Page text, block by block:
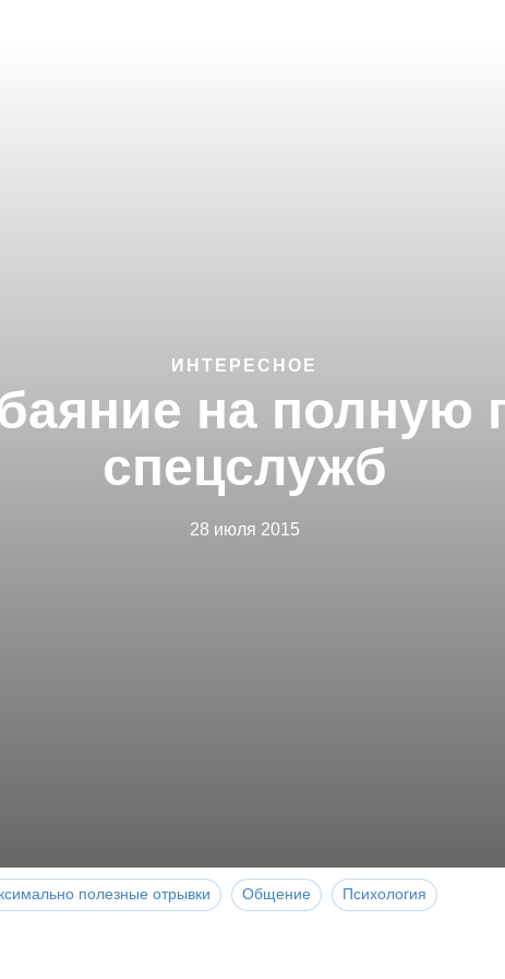
ИНТЕРЕСНОЕ
на полную
спецслужб
28 июля 2015
полезные отрывки Общение Психология